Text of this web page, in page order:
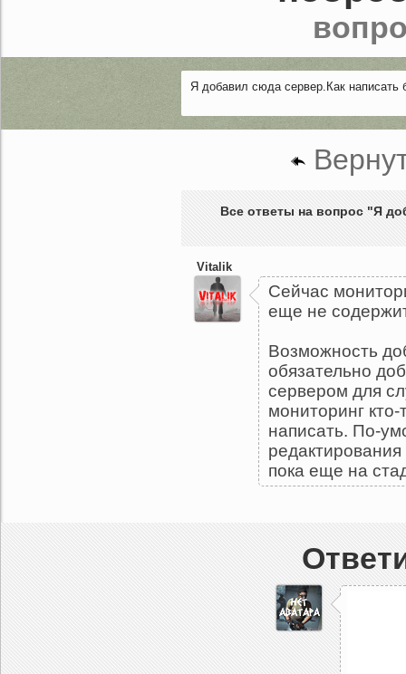
Я добавил сюда сервер.Как
Все ответы на вопрос "Я
Vitalik
Сейчас
еще не
Возможность
обязательно
сервером для
мониторинг
написать. По-
пока еще на